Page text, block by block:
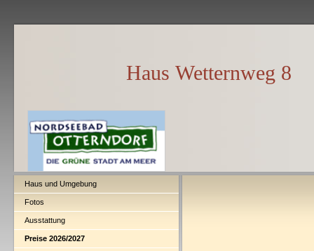
Haus Wetternweg 8
Haus und Umgebung
Fotos
Ausstattung
Preise 2026/2027